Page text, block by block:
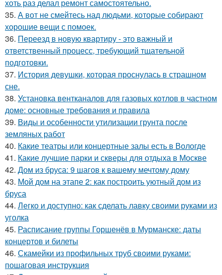
хоть раз делал ремонт самостоятельно.
35. А вот не смейтесь над людьми, которые собирают
хорошие вещи с помоек.
36. Переезд в новую квартиру - это важный и
ответственный процесс, требующий тщательной
подготовки.
37. История девушки, которая проснулась в страшном
сне.
38. Установка вентканалов для газовых котлов в частном
доме: основные требования и правила
39. Виды и особенности утилизации грунта после
земляных работ
40. Какие театры или концертные залы есть в Вологде
41. Какие лучшие парки и скверы для отдыха в Москве
42. Дом из бруса: 9 шагов к вашему мечтому дому
43. Мой дом на этапе 2: как построить уютный дом из
бруса
44. Легко и доступно: как сделать лавку своими руками из
уголка
45. Расписание группы Горшенёв в Мурманске: даты
концертов и билеты
46. Скамейки из профильных труб своими руками:
пошаговая инструкция